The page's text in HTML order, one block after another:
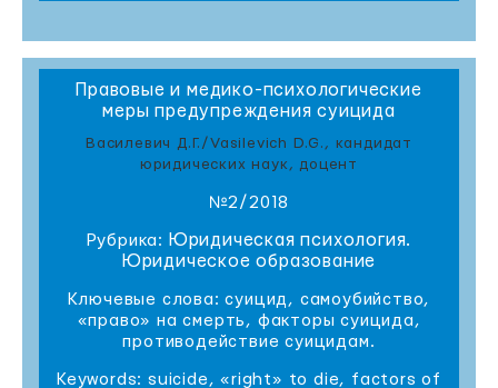
Правовые и медико-психологические
меры предупреждения суицида
Василевич Д.Г./Vasilevich D.G., кандидат
юридических наук, доцент
№2/2018
Рубрика: Юридическая психология.
Юридическое образование
Ключевые слова: суицид, самоубийство,
«право» на смерть, факторы суицида,
противодействие суицидам.
Keywords: suicide, «right» to die, factors of